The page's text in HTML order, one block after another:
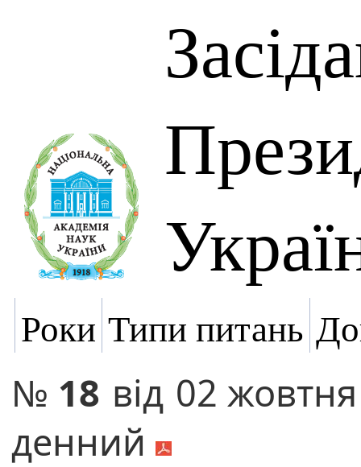
Роки Типи питань
№ 18 від 02
денний